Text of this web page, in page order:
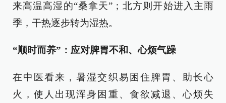
来高温高湿的“桑拿天”；北方则开始进入主雨
季，干热逐步转为湿热。
“顺时而养”：应对脾胃不和、心烦气躁
在中医看来，暑湿交织易困住脾胃、助长心
火，使人出现浑身困重、食欲减退、心烦失